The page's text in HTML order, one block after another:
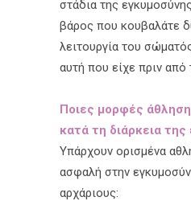
στάδια της
βάρος που κουβαλάτε
λειτουργία του
αυτή που είχε πριν από
Ποιες μορφές
κατά τη διάρκεια
Υπάρχουν ορισμένα
ασφαλή στην
αρχάριους: